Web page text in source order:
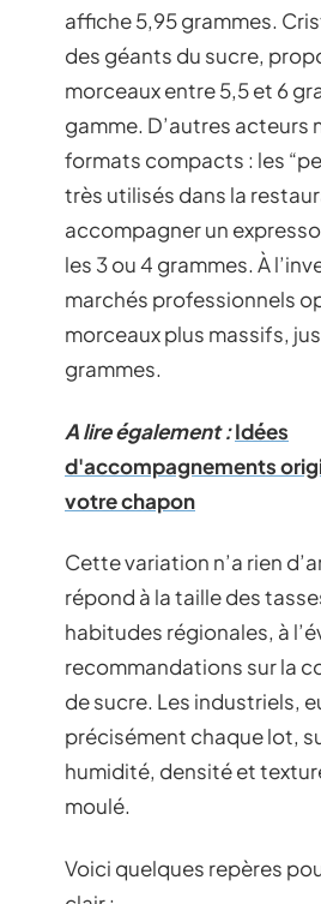
affiche 5,95 grammes.
des géants du sucre,
morceaux entre 5,5 et 6
gamme. D’autres acteurs
formats compacts : les
très utilisés dans la
accompagner un
les 3 ou 4 grammes. À
marchés professionnels
morceaux plus massifs,
grammes.
A lire également :Idées
d'accompagnements
votre chapon
Cette variation n’a rien
répond à la taille des
habitudes régionales, à
recommandations sur la
de sucre. Les industriels,
précisément chaque lot,
humidité, densité et
moulé.
Voici quelques repères